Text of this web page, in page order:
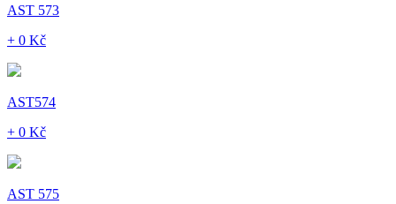
AST 573
+ 0 Kč
AST574
+ 0 Kč
AST 575